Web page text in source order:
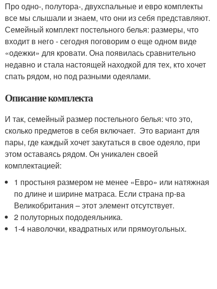
Про одно-, полутора-, двухспальные и евро комплекты
все мы слышали и знаем, что они из себя представляют.
Семейный комплект постельного белья: размеры, что
входит в него - сегодня поговорим о еще одном виде
«одежки» для кровати. Она появилась сравнительно
недавно и стала настоящей находкой для тех, кто хочет
спать рядом, но под разными одеялами.
Описание комплекта
И так, семейный размер постельного белья: что это,
сколько предметов в себя включает. Это вариант для
пары, где каждый хочет закутаться в свое одеяло, при
этом оставаясь рядом. Он уникален своей
комплектацией:
1 простыня размером не менее «Евро» или натяжная
по длине и ширине матраса. Если страна пр-ва
Великобритания – этот элемент отсутствует.
2 полуторных пододеяльника.
1-4 наволочки, квадратных или прямоугольных.